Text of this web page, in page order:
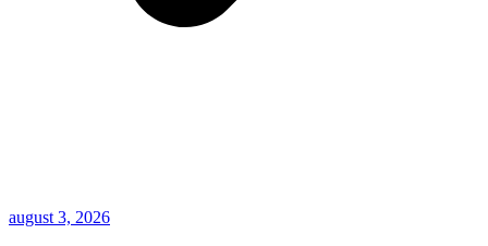
august 3, 2026